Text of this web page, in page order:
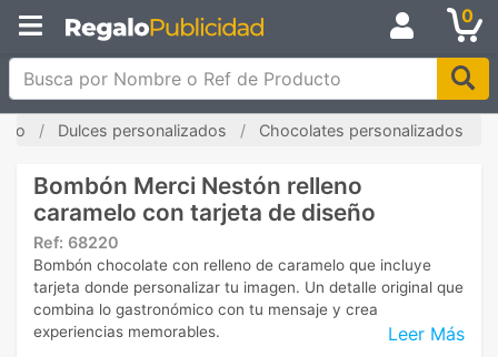
0
Busca por Nombre o Ref de Producto
Dulces personalizados Chocolates personalizados
Bombón Merci Nestón relleno
caramelo con tarjeta de diseño
Ref: 68220
Leer Más
Bombón chocolate con relleno de caramelo que incluye
tarjeta donde personalizar tu imagen. Un detalle original que
combina lo gastronómico con tu mensaje y crea
experiencias memorables.